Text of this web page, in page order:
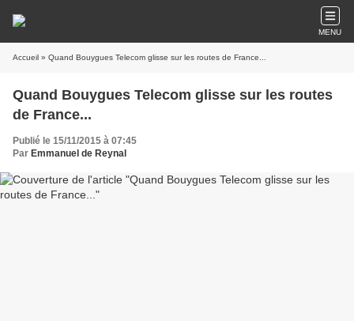
MENU
Accueil » Quand Bouygues Telecom glisse sur les routes de France...
Quand Bouygues Telecom glisse sur les routes
de France...
Publié le 15/11/2015 à 07:45
Par Emmanuel de Reynal